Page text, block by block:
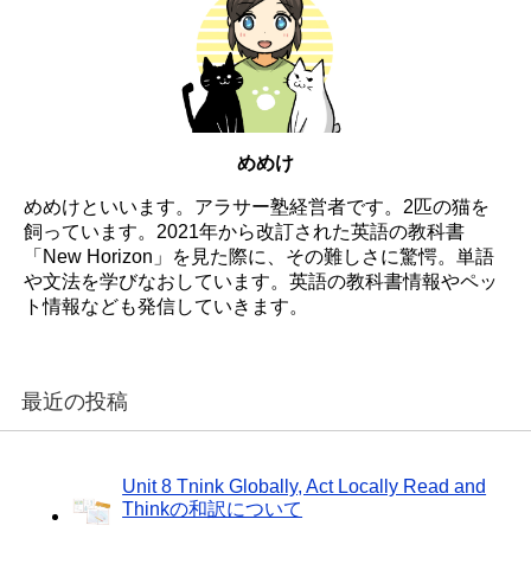
めめけ
めめけといいます。アラサー塾経営者です。2匹の猫を
飼っています。2021年から改訂された英語の教科書
「New Horizon」を見た際に、その難しさに驚愕。単語
や文法を学びなおしています。英語の教科書情報やペッ
ト情報なども発信していきます。
最近の投稿
Unit 8 Tnink Globally, Act Locally Read and
Thinkの和訳について